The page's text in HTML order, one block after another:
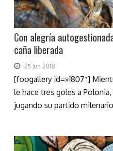
Con alegría
caña liberada
25 Jun 2018
[foogallery id=»1807″]
le hace tres goles a
jugando su partido